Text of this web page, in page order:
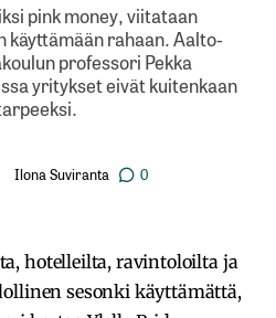
pink money, viitataan
käyttämään rahaan. Aalto-
professori Pekka
yritykset eivät kuitenkaan
Ilona Suviranta 0
hotelleilta, ravintoloilta ja
sesonki käyttämättä,